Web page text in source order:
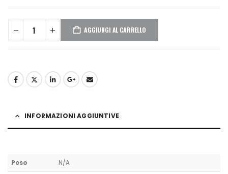
AGGIUNGI AL CARRELLO
INFORMAZIONI AGGIUNTIVE
Peso N/A